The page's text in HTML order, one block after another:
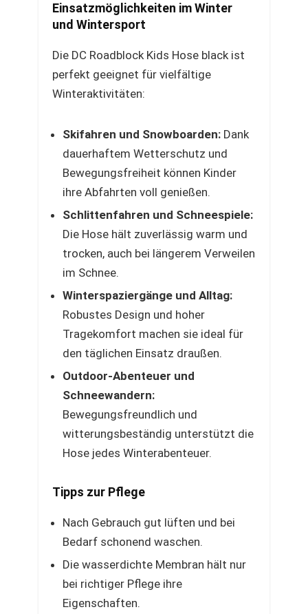
Einsatzmöglichkeiten im Winter
und Wintersport
Die DC Roadblock Kids Hose black ist
perfekt geeignet für vielfältige
Winteraktivitäten:
Skifahren und Snowboarden: Dank
dauerhaftem Wetterschutz und
Bewegungsfreiheit können Kinder
ihre Abfahrten voll genießen.
Schlittenfahren und Schneespiele:
Die Hose hält zuverlässig warm und
trocken, auch bei längerem Verweilen
im Schnee.
Winterspaziergänge und Alltag:
Robustes Design und hoher
Tragekomfort machen sie ideal für
den täglichen Einsatz draußen.
Outdoor-Abenteuer und
Schneewandern:
Bewegungsfreundlich und
witterungsbeständig unterstützt die
Hose jedes Winterabenteuer.
Tipps zur Pflege
Nach Gebrauch gut lüften und bei
Bedarf schonend waschen.
Die wasserdichte Membran hält nur
bei richtiger Pflege ihre
Eigenschaften.